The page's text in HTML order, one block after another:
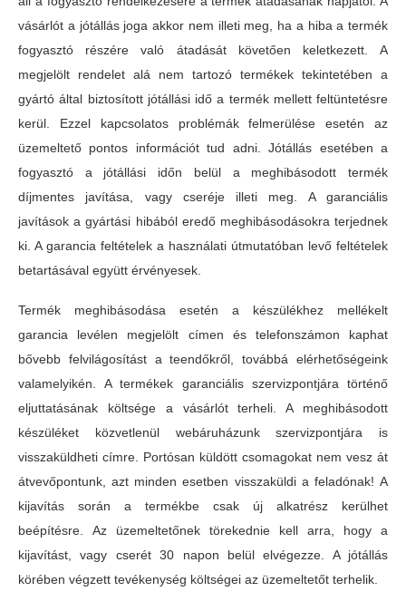
vásárlót a jótállás joga akkor nem illeti meg, ha a hiba a termék
fogyasztó részére való átadását követően keletkezett. A
megjelölt rendelet alá nem tartozó termékek tekintetében a
gyártó által biztosított jótállási idő a termék mellett feltüntetésre
kerül. Ezzel kapcsolatos problémák felmerülése esetén az
üzemeltető pontos információt tud adni. Jótállás esetében a
fogyasztó a jótállási időn belül a meghibásodott termék
díjmentes javítása, vagy cseréje illeti meg. A garanciális
javítások a gyártási hibából eredő meghibásodásokra terjednek
ki. A garancia feltételek a használati útmutatóban levő feltételek
betartásával együtt érvényesek.
Termék meghibásodása esetén a készülékhez mellékelt
garancia levélen megjelölt címen és telefonszámon kaphat
bővebb felvilágosítást a teendőkről, továbbá elérhetőségeink
valamelyikén. A termékek garanciális szervizpontjára történő
eljuttatásának költsége a vásárlót terheli. A meghibásodott
készüléket közvetlenül webáruházunk szervizpontjára is
visszaküldheti címre. Portósan küldött csomagokat nem vesz át
átvevőpontunk, azt minden esetben visszaküldi a feladónak! A
kijavítás során a termékbe csak új alkatrész kerülhet
beépítésre. Az üzemeltetőnek törekednie kell arra, hogy a
kijavítást, vagy cserét 30 napon belül elvégezze. A jótállás
körében végzett tevékenység költségei az üzemeltetőt terhelik.